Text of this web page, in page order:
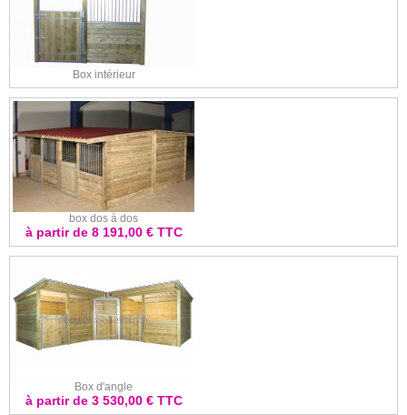
Box intérieur
box dos à dos
à partir de 8 191,00 € TTC
Box d'angle
à partir de 3 530,00 € TTC